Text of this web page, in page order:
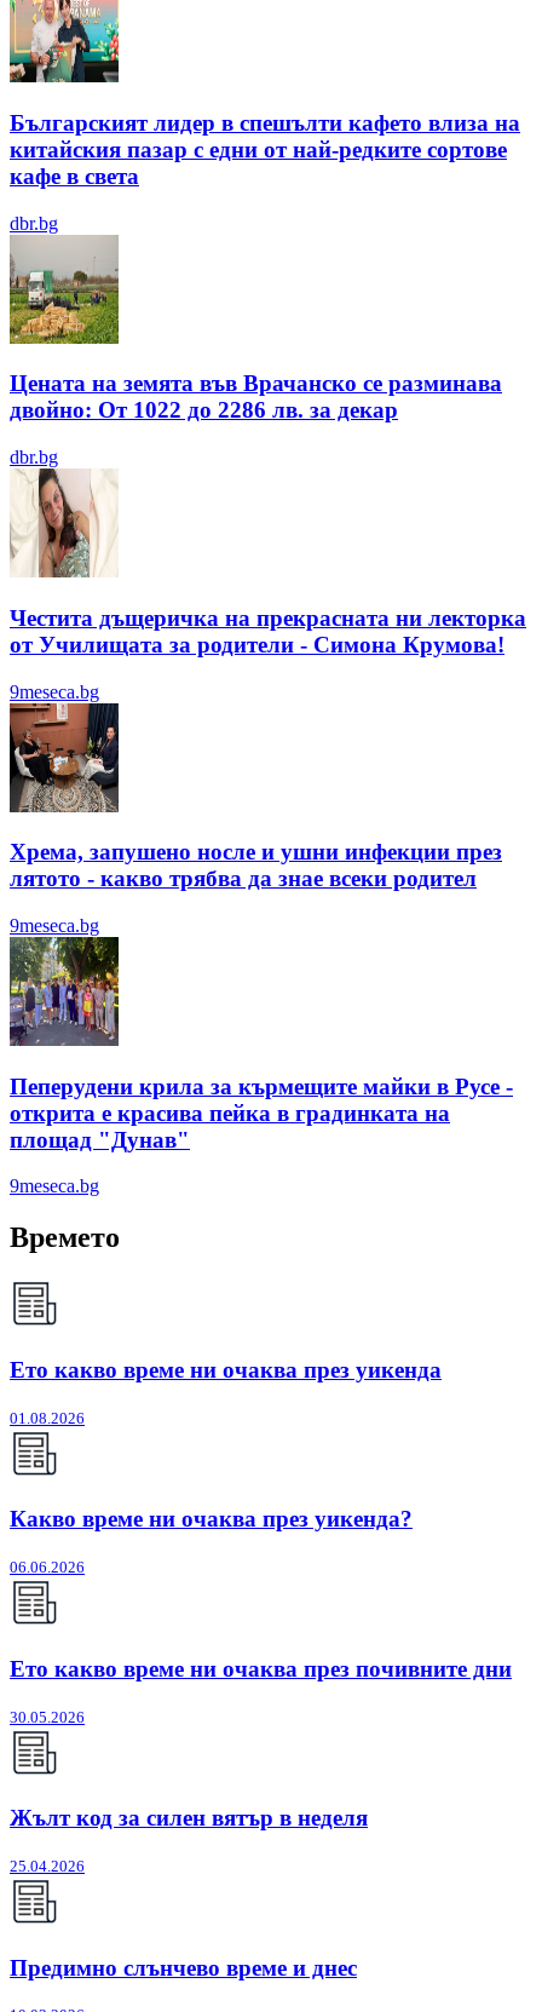
Българският лидер в спешълти кафето влиза на
китайския пазар с едни от най-редките сортове
кафе в света
dbr.bg
Цената на земята във Врачанско се разминава
двойно: От 1022 до 2286 лв. за декар
dbr.bg
Честита дъщеричка на прекрасната ни лекторка
от Училищата за родители - Симона Крумова!
9meseca.bg
Хрема, запушено носле и ушни инфекции през
лятотo - какво трябва да знае всеки родител
9meseca.bg
Пеперудени крила за кърмещите майки в Русе -
открита е красива пейка в градинката на
площад "Дунав"
9meseca.bg
Времето
Ето какво време ни очаква през уикенда
01.08.2026
Какво време ни очаква през уикенда?
06.06.2026
Ето какво време ни очаква през почивните дни
30.05.2026
Жълт код за силен вятър в неделя
25.04.2026
Предимно слънчево време и днес